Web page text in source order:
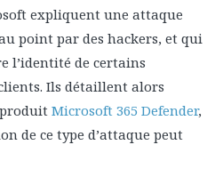
expliquent une attaque
point par des hackers, et qui
l’identité de certains
Ils détaillent alors
Microsoft 365 Defender,
de ce type d’attaque peut